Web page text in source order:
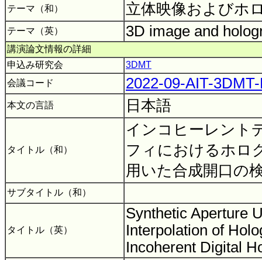
テーマ（和） 立体映像およびホ
テーマ（英） 3D image and
講演論文情報の詳細
申込み研究会
3DMT
会議コード
2022-09-AIT-
本文の言語 日本語
タイトル（和）
インコヒーレント
フィにおけるホロ
用いた合成開口の
サブタイトル（和）
タイトル（英）
Synthetic Aperture
Interpolation of
Incoherent Digital